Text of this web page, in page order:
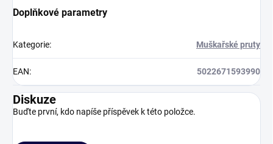
Doplňkové parametry
Kategorie: Muškařské pruty
EAN: 5022671593990
Diskuze
Buďte první, kdo napíše příspěvek k této položce.